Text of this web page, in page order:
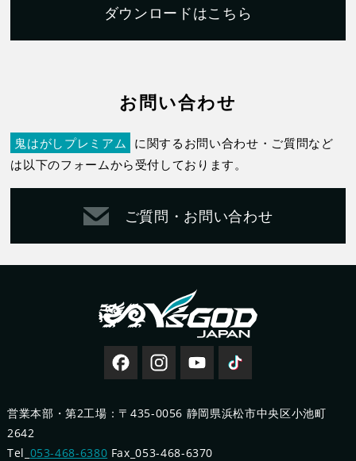
ダウンロードはこちら
お問い合わせ
鬼はがしプレミアム に関するお問い合わせ・ご質問など
は以下のフォームから受付しております。
ご質問・お問い合わせ
営業本部・第2工場：〒435-0056 静岡県浜松市中央区小池町
2642
Tel_ 053-468-6380 Fax_053-468-6370